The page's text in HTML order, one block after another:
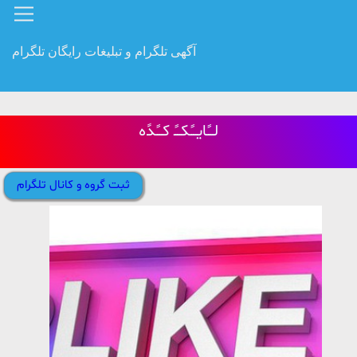
آگهی تلگرام و تبلیغات رایگان تلگرام
لــًایــًکــً کــًدًه
ثبت گروه و کانال تلگرام